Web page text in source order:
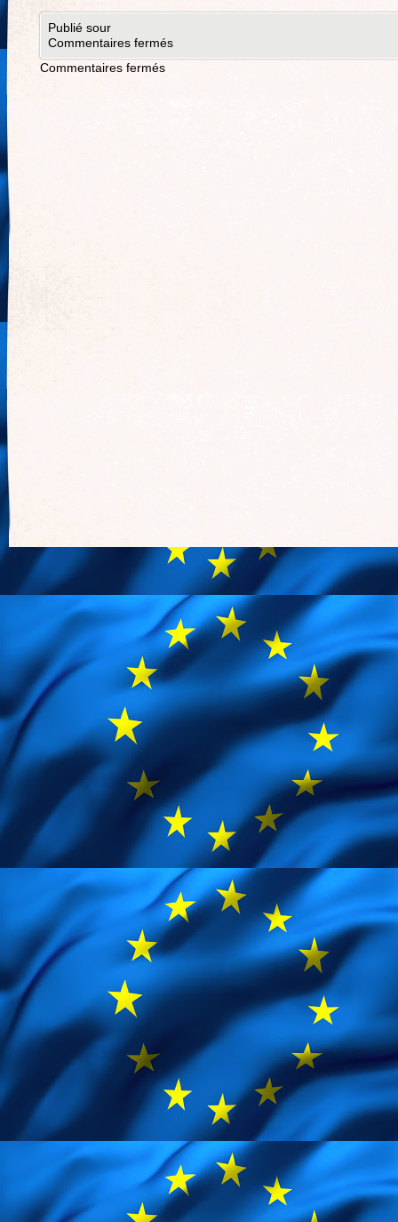
Publié sour
Commentaires fermés
Commentaires fermés